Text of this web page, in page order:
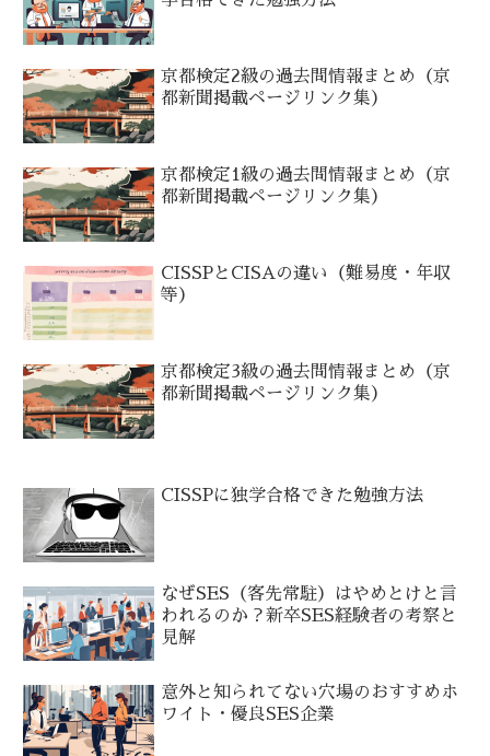
京都検定2級の過去問情報まとめ（京
都新聞掲載ページリンク集）
京都検定1級の過去問情報まとめ（京
都新聞掲載ページリンク集）
CISSPとCISAの違い（難易度・年収
等）
京都検定3級の過去問情報まとめ（京
都新聞掲載ページリンク集）
CISSPに独学合格できた勉強方法
なぜSES（客先常駐）はやめとけと言
われるのか？新卒SES経験者の考察と
見解
意外と知られてない穴場のおすすめホ
ワイト・優良SES企業